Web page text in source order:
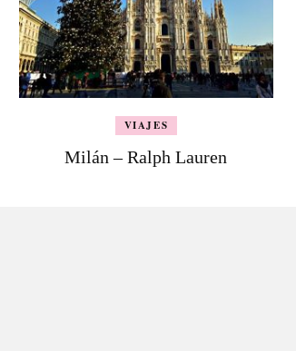
VIAJES
Milán – Ralph Lauren